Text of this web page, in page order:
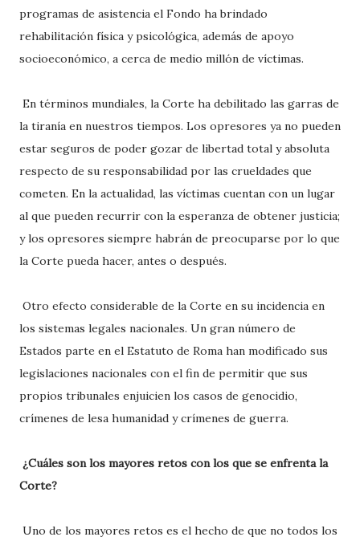
programas de asistencia el Fondo ha brindado
rehabilitación física y psicológica, además de apoyo
socioeconómico, a cerca de medio millón de víctimas.
En términos mundiales, la Corte ha debilitado las garras de
la tiranía en nuestros tiempos. Los opresores ya no pueden
estar seguros de poder gozar de libertad total y absoluta
respecto de su responsabilidad por las crueldades que
cometen. En la actualidad, las víctimas cuentan con un lugar
al que pueden recurrir con la esperanza de obtener justicia;
y los opresores siempre habrán de preocuparse por lo que
la Corte pueda hacer, antes o después.
Otro efecto considerable de la Corte en su incidencia en
los sistemas legales nacionales. Un gran número de
Estados parte en el Estatuto de Roma han modificado sus
legislaciones nacionales con el fin de permitir que sus
propios tribunales enjuicien los casos de genocidio,
crímenes de lesa humanidad y crímenes de guerra.
¿Cuáles son los mayores retos con los que se enfrenta la
Corte?
Uno de los mayores retos es el hecho de que no todos los